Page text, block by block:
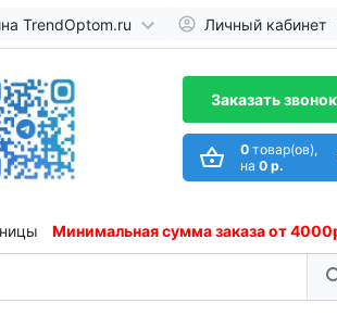
TrendOptom.ru Личный кабинет
Минимальная сумма заказа от
Заказать звонок
0товар(ов),
на 0 р.